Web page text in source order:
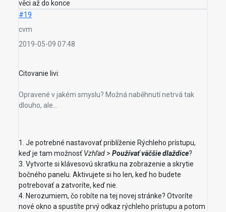
věci až do konce
#19
cvm
2019-05-09 07:48
Citovanie livi:
Opravené v jakém smyslu? Možná naběhnutí netrvá tak
dlouho, ale...
1. Je potrebné nastavovať priblíženie Rýchleho prístupu,
keď je tam možnosť Vzhľad > Používať väčšie dlaždice?
3. Vytvorte si klávesovú skratku na zobrazenie a skrytie
bočného panelu. Aktivujete si ho len, keď ho budete
potrebovať a zatvoríte, keď nie.
4. Nerozumiem, čo robíte na tej novej stránke? Otvoríte
nové okno a spustíte prvý odkaz rýchleho prístupu a potom